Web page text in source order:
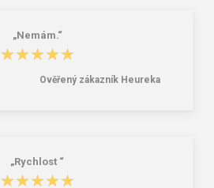
„Nemám.“
★★★★★
★★★★★
Ověřený zákazník Heureka
„Rychlost “
★★★★★
★★★★★